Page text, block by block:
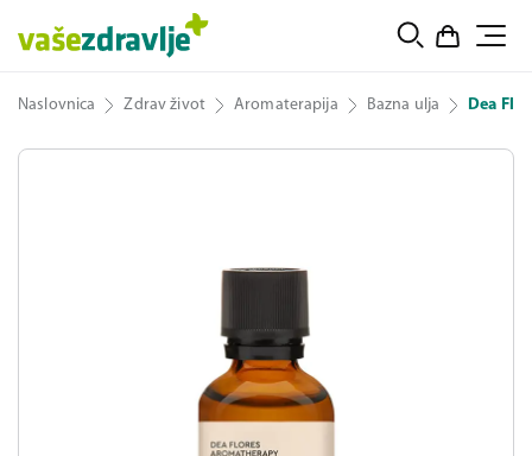
Naslovnica Zdrav život Aromaterapija Bazna ulja Dea